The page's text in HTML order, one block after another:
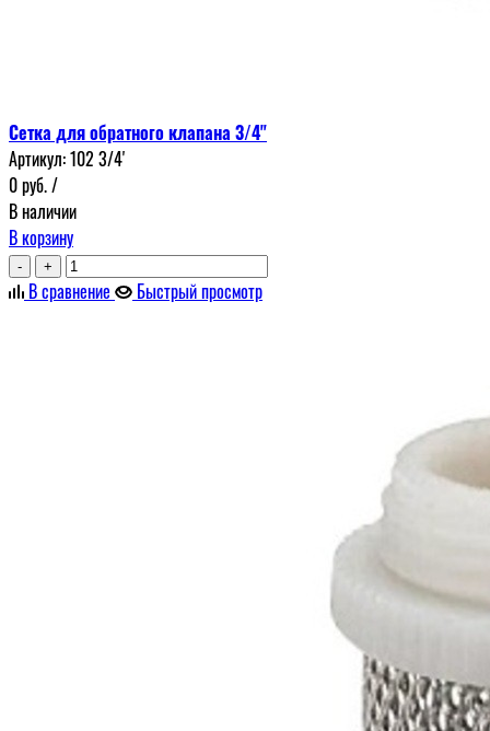
Сетка для обратного клапана 3/4"
Артикул:102 3/4'
0руб./
В наличии
В корзину
- +
В сравнение Быстрый просмотр